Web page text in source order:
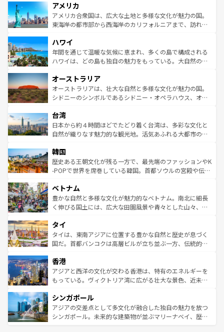
ンツ一覧を参照してほしい。
の建物がそのまま残る町や、スイスならではのユニークな
博物館もあり、アルプス観光だけでなく町歩きも満喫する
ことができる。国民の所得が高いため物価も高いが、旅行
ば市内交通費無料で観光を楽しむこともできる。 なお、新
着のスイス情報はコンテンツ一覧 を参照してほしい。
アメリカ
アメリカ合衆国は、広大な土地と多様な文化が魅力の国。
東海岸の都市部から西海岸のカリフォルニアまで、訪れる
のような巨大都市は、観光、ショッピング、エンターテイ
ンメントが詰まった刺激的なスポットだ。一方、アメリカ
西部には大自然が広がり、グランドキャニオンやイエロー
部のニューオーリンズでは、音楽と美食が融合した独特の
文化が魅力。旅行者はアメリカの各地域で異なる魅力を楽
しみながら、その多様性と豊かな歴史を感じることができ
ならではの贅沢な旅のスタイルだ。 なお、新着のアメリカ
情報はコンテンツ一覧を参照してほしい。
ハワイ
年間を通じて温暖な気候に恵まれ、多くの島で構成される
ハワイは、どの島も独自の魅力をもっている。大自然の神
ワイ島は見逃せない。また、定番の観光地といえばオアフ
島だが、静かな自然を求めるならマウイ島やカウアイ島が
おすすめ。エメラルドグリーンに輝く海をはじめ、豊かな
れるおもてなしの心で訪れる人々を迎えてくれるハワイの
人々、おいしいローカルフードやハワイアンミュージッ
ク、伝統的なフラダンスなど、すべてがハワイの魅力を彩
ワイを、存分に味わってほしい。 なお、新着のハワイ情報
はコンテンツ一覧を参照してほしい。
オーストラリア
オーストラリアは、壮大な自然と多様な文化が魅力の国。
シドニーのシンボルであるシドニー・オペラハウス、オー
リアリーフや大陸中央部にそびえるウルル（エアーズロッ
ク）、タスマニアの美しい原生林やケアンズの熱帯雨林な
ど、見どころがたくさん。また、カフェやワイン、オージ
いる。アクティビティも充実しており、サーフィンやダイ
ビング、ハイキングなど、アウトドア好きにはたまらな
い。オーストラリアの多彩な魅力を存分に味わいつくそ
参照してほしい。
台湾
日本から約４時間ほどでたどり着く台湾は、多彩な文化と
自然が織りなす魅力的な観光地。活気あふれる大都市の台
ン）、静ひつな山岳地帯である台湾東部など、都市の喧騒
と山間の静けさが共存しており、訪れる人に新しい発見と
驚きをもたらしてくれる。また、奥深い台湾の食文化も魅
容にもいいと評判のスイーツなど、バラエティ豊かな料理
が味わえる。 なお、新着の台湾情報は コンテンツ一覧を参
照してほしい。
韓国
歴史ある王朝文化が残る一方で、最先端のファッションやK
-POPで世界を席巻している韓国。首都ソウルの宮殿や伝統
き、地方に足を延ばせば四季折々の自然美を楽しむことが
できる。そして、キムチや焼肉、絶品のストリートフード
まで、さまざまな韓国料理が待っている。夜には、韓国な
リティに包まれながら、韓国の多彩な魅力を心ゆくまで味
わってみてほしい。 なお、新着の韓国情報はコンテンツ一
覧を参照してほしい。
ベトナム
豊かな自然と多様な文化が魅力的なベトナム。南北に細長
く伸びる国土には、広大な田園風景や青々とした山々、世
急速な発展と共に伝統が息づく。ハノイの古い町並みやホ
ーチミン市のフランス統治時代の建物も、独特の雰囲気を
醸し出している。また、バラエティの豊かさとおいしさで
とつ。フォーやバインミー、ベトナムコーヒーなどは、ぜ
ひ現地で味わいたい。どの地域を訪れてもあたたかい人々
が旅行者を迎えてくれるので、きっと忘れられない旅にな
参照してほしい。
タイ
タイは、東南アジアに位置する豊かな自然と歴史が息づく
国だ。首都バンコクは高層ビルが立ち並ぶ一方、伝統的な
の活気が交差している。北部ではチェンマイなどの山岳地
帯で自然と触れ合い、南部ではプーケットやクラビの美し
いビーチでリゾート気分を楽しむことができる。タイ料理
激する。気候は一年中温暖で、どの季節にも異なる楽しみ
が待っている。親しみやすいタイの人々、仏教を中心とし
た文化、そして多様な観光資源が、訪れる旅人を魅了し続
香港
アジアと西洋の文化が交わる香港は、特有のエネルギーを
もっている。ヴィクトリア湾に広がる壮大な景色、近未来
み、どこを訪れても感動するはず。観光スポットが密集し
ており、効率よく見どころを回れるのも魅力。息をのむよ
うな絶景から文化的な体験まで、香港を存分に楽しみ尽く
シンガポール
アジアの交差点として多文化が融合した独自の魅力を放つ
シンガポール。未来的な建築物が並ぶマリーナベイ、歴史